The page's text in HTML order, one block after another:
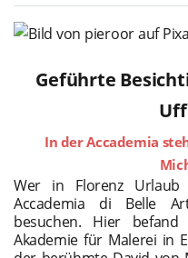
Geführte
In der Accademia
Wer in Florenz
Accademia di Belle
besuchen. Hier
Akademie für Malerei in